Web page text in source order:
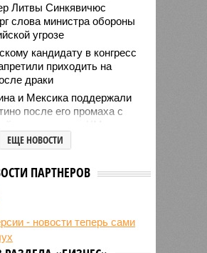
Литвы Синкявичюс
слова министра обороны
угрозе
кандидату в конгресс
приходить на
драки
и Мексика поддержали
после его промаха с
финансовые
массированной
вооружённого
7 человек
район Брайтон-Бич
ЕЩЕ НОВОСТИ
ПАРТНЕРОВ